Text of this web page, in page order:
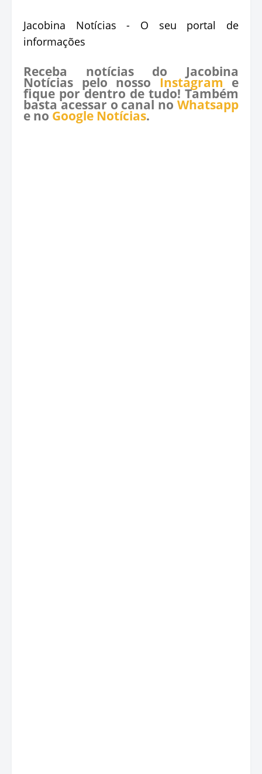
Jacobina Notícias - O seu portal de
informações
Receba notícias do Jacobina
Notícias pelo nosso Instagram e
fique por dentro de tudo! Também
basta acessar o canal no Whatsapp
e no Google Notícias.